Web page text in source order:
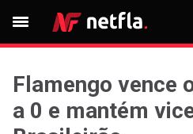
Flamengo vence
a 0 e mantém